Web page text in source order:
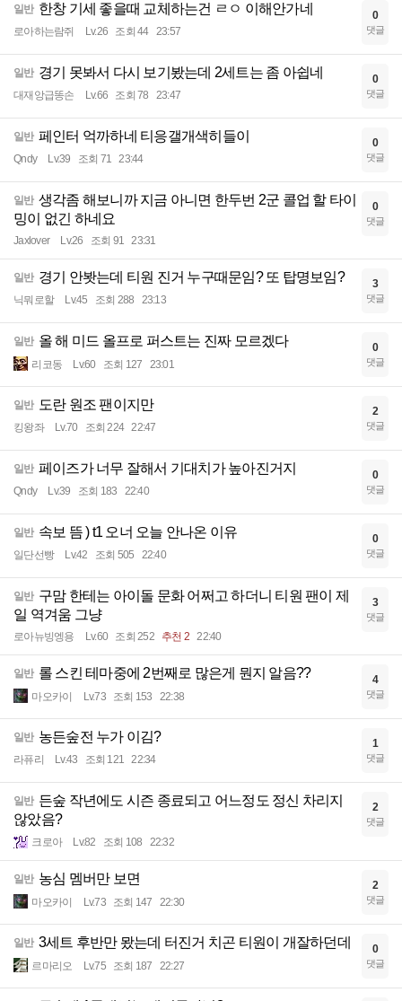
일반 한창 기세 좋을때 교체하는건 ㄹㅇ 이해안가네
로아하는람쥐 Lv.26 조회 44 23:57
0
댓글
일반 경기 못봐서 다시 보기봤는데 2세트는 좀 아쉽네
대재앙급똥손 Lv.66 조회 78 23:47
0
댓글
일반 페인터 억까하네 티응갤개색히들이
Qndy Lv.39 조회 71 23:44
0
댓글
일반 생각좀 해보니까 지금 아니면 한두번 2군 콜업 할 타이
밍이 없긴 하네요
Jaxlover Lv.26 조회 91 23:31
0
댓글
일반 경기 안봣는데 티원 진거 누구때문임? 또 탑명보임?
닉뭐로할 Lv.45 조회 288 23:13
3
댓글
일반 올 해 미드 올프로 퍼스트는 진짜 모르겠다
리코동 Lv.60 조회 127 23:01
0
댓글
일반 도란 원조 팬이지만
킹왕좌 Lv.70 조회 224 22:47
2
댓글
일반 페이즈가 너무 잘해서 기대치가 높아진거지
Qndy Lv.39 조회 183 22:40
0
댓글
일반 속보 뜸 ) t1 오너 오늘 안나온 이유
일단선빵 Lv.42 조회 505 22:40
0
댓글
일반 구맘 한테는 아이돌 문화 어쩌고 하더니 티원 팬이 제
일 역겨움 그냥
로아뉴빙엥용 Lv.60 조회 252 추천 2 22:40
3
댓글
일반 롤 스킨 테마중에 2번째로 많은게 뭔지 알음??
마오카이 Lv.73 조회 153 22:38
4
댓글
일반 농든숲전 누가 이김?
라퓨리 Lv.43 조회 121 22:34
1
댓글
일반 든숲 작년에도 시즌 종료되고 어느정도 정신 차리지
않았음?
크로아 Lv.82 조회 108 22:32
2
댓글
일반 농심 멤버만 보면
마오카이 Lv.73 조회 147 22:30
2
댓글
일반 3세트 후반만 뫘는데 터진거 치곤 티원이 개잘하던데
르마리오 Lv.75 조회 187 22:27
0
댓글